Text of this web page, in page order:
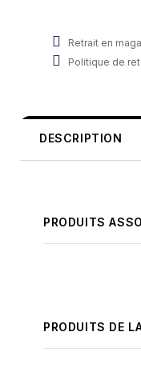
Retrait en
Politique de
DESCRIPTION
PRODUITS
PRODUITS DE